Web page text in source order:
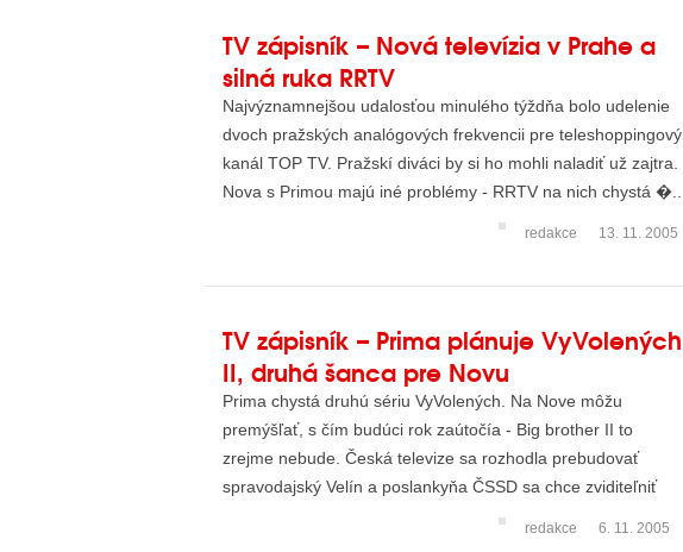
TV zápisník – Nová televízia v Prahe a
silná ruka RRTV
Najvýznamnejšou udalosťou minulého týždňa bolo udelenie
dvoch pražských analógových frekvencii pre teleshoppingový
kanál TOP TV. Pražskí diváci by si ho mohli naladiť už zajtra.
Nova s Primou majú iné problémy - RRTV na nich chystá �...
redakce 13. 11. 2005
TV zápisník – Prima plánuje VyVolených
II, druhá šanca pre Novu
Prima chystá druhú sériu VyVolených. Na Nove môžu
premýšľať, s čím budúci rok zaútočía - Big brother II to
zrejme nebude. Česká televize sa rozhodla prebudovať
spravodajský Velín a poslankyňa ČSSD sa chce zviditeľniť
redakce 6. 11. 2005